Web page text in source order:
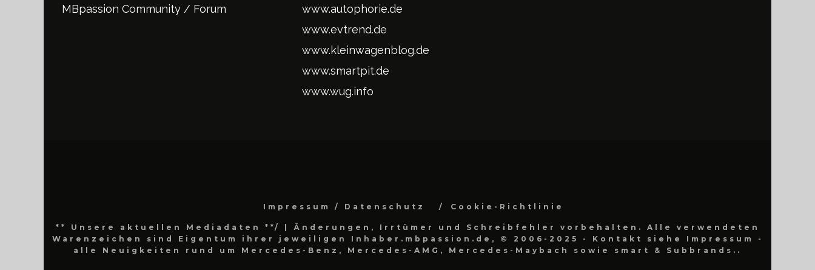
MBpassion Community / Forum
www.autophorie.de
www.evtrend.de
www.kleinwagenblog.de
www.smartpit.de
www.wug.info
Impressum / Datenschutz Cookie-Richtlinie
** Unsere aktuellen Mediadaten **/
| Änderungen, Irrtümer und Schreibfehler vorbehalten. Alle verwendeten
Warenzeichen sind Eigentum ihrer jeweiligen Inhaber.mbpassion.de, © 2006-2025 - Kontakt siehe Impressum -
alle Neuigkeiten rund um Mercedes-Benz, Mercedes-AMG, Mercedes-Maybach sowie smart & Subbrands..